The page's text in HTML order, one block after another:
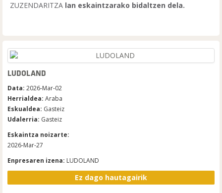
ZUZENDARITZA lan eskaintzarako bidaltzen dela.
LUDOLAND
Data: 2026-Mar-02
Herrialdea: Araba
Eskualdea: Gasteiz
Udalerria: Gasteiz
Eskaintza noizarte:
2026-Mar-27
Enpresaren izena: LUDOLAND
Ez dago hautagairik